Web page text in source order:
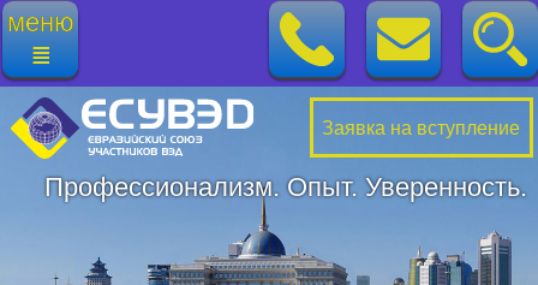
меню
≣
Профессионализм. Опыт. Уверенность.
Заявка на вступление